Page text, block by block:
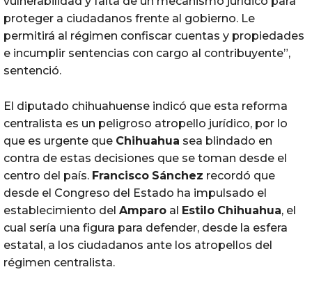
proteger a ciudadanos frente al gobierno. Le
permitirá al régimen confiscar cuentas y propiedades
e incumplir sentencias con cargo al contribuyente”,
sentenció.
El diputado chihuahuense indicó que esta reforma
centralista es un peligroso atropello jurídico, por lo
que es urgente que Chihuahua sea blindado en
contra de estas decisiones que se toman desde el
centro del país. Francisco Sánchez recordó que
desde el Congreso del Estado ha impulsado el
establecimiento del Amparo al Estilo Chihuahua, el
cual sería una figura para defender, desde la esfera
estatal, a los ciudadanos ante los atropellos del
régimen centralista.